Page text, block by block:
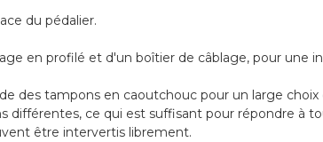
du pédalier.
en profilé et d'un boîtier de câblage, pour une
des tampons en caoutchouc pour un large choix
différentes, ce qui est suffisant pour répondre à
être intervertis librement.